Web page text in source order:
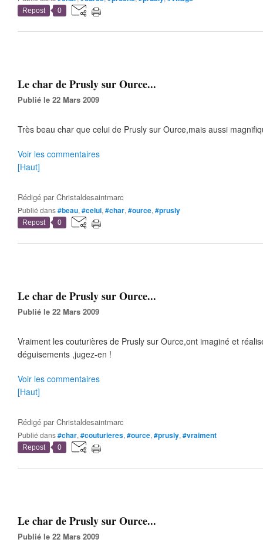
Repost 0
Le char de Prusly sur Ource...
Publié le 22 Mars 2009
Très beau char que celui de Prusly sur Ource,mais aussi
Voir les commentaires
[Haut]
Rédigé parChristaldesaintmarc
Publié dans#beau, #celui, #char, #ource, #prusly
Repost 0
Le char de Prusly sur Ource...
Publié le 22 Mars 2009
Vraiment les couturières de Prusly sur Ource,ont imaginé et
déguisements ,jugez-en !
Voir les commentaires
[Haut]
Rédigé parChristaldesaintmarc
Publié dans#char, #couturieres, #ource, #prusly, #vraiment
Repost 0
Le char de Prusly sur Ource...
Publié le 22 Mars 2009